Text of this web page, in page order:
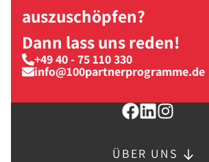
auszuschöpfen?
Dann lass uns reden!
+49 40 - 75 110 330
info@100partnerprogramme.de
ÜBER UNS